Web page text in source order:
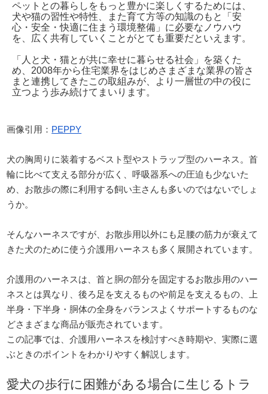
ペットとの暮らしをもっと豊かに楽しくするためには、
犬や猫の習性や特性、また育て方等の知識のもと「安
心・安全・快適に住まう環境整備」に必要なノウハウ
を、広く共有していくことがとても重要だといえます。
「人と犬・猫とが共に幸せに暮らせる社会」を築くた
め、2008年から住宅業界をはじめさまざまな業界の皆さ
まと連携してきたこの取組みが、より一層世の中の役に
立つよう歩み続けてまいります。
画像引用： PEPPY
犬の胸周りに装着するベスト型やストラップ型のハーネス。首
輪に比べて支える部分が広く、呼吸器系への圧迫も少ないた
め、お散歩の際に利用する飼い主さんも多いのではないでしょ
うか。
そんなハーネスですが、お散歩用以外にも足腰の筋力が衰えて
きた犬のために使う介護用ハーネスも多く展開されています。
介護用のハーネスは、首と胴の部分を固定するお散歩用のハー
ネスとは異なり、後ろ足を支えるものや前足を支えるもの、上
半身・下半身・胴体の全身をバランスよくサポートするものな
どさまざまな商品が販売されています。
この記事では、介護用ハーネスを検討すべき時期や、実際に選
ぶときのポイントをわかりやすく解説します。
愛犬の歩行に困難がある場合に生じるトラ